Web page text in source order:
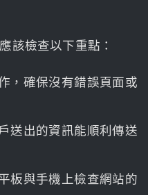
該檢查以下重點：
，確保沒有錯誤頁面或
送出的資訊能順利傳送
板與手機上檢查網站的